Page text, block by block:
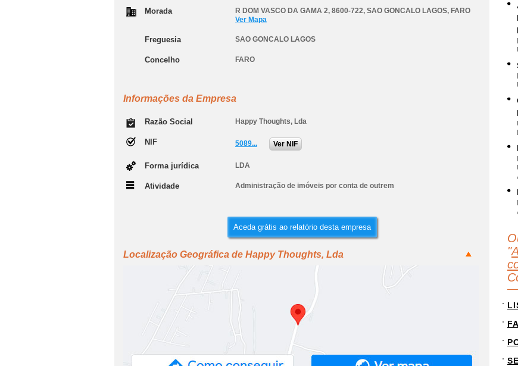
Morada R DOM VASCO DA GAMA 2, 8600-722, SAO GONCALO LAGOS, FARO
Ver Mapa
Freguesia SAO GONCALO LAGOS
Concelho FARO
Informações da Empresa
Razão Social Happy Thoughts, Lda
NIF 5089... Ver NIF
Forma jurídica LDA
Atividade Administração de imóveis por conta de outrem
Aceda grátis ao relatório desta empresa
Localização Geográfica de Happy Thoughts, Lda
"